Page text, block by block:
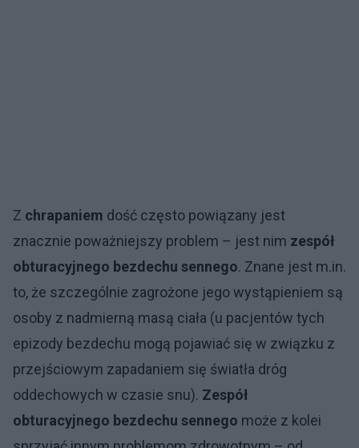
Z chrapaniem dość często powiązany jest
znacznie poważniejszy problem – jest nim zespół
obturacyjnego bezdechu sennego. Znane jest m.in.
to, że szczególnie zagrożone jego wystąpieniem są
osoby z nadmierną masą ciała (u pacjentów tych
epizody bezdechu mogą pojawiać się w związku z
przejściowym zapadaniem się światła dróg
oddechowych w czasie snu). Zespół
obturacyjnego bezdechu sennego może z kolei